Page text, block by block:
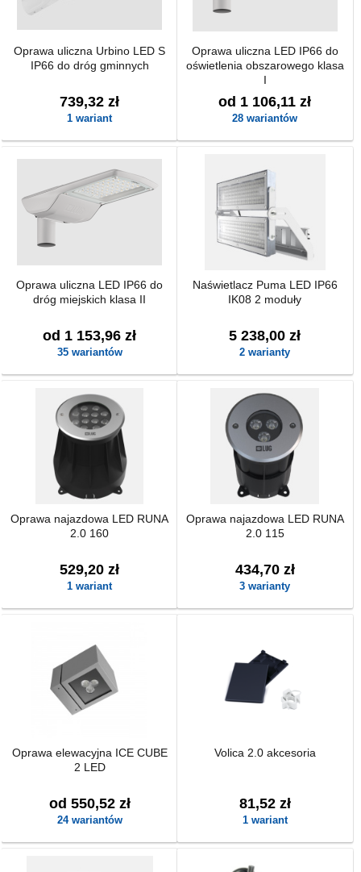
Oprawa uliczna Urbino LED S
IP66 do dróg gminnych
739,32 zł
1 wariant
Oprawa uliczna LED IP66 do
oświetlenia obszarowego klasa
I
od 1 106,11 zł
28 wariantów
Oprawa uliczna LED IP66 do
dróg miejskich klasa II
od 1 153,96 zł
35 wariantów
Naświetlacz Puma LED IP66
IK08 2 moduły
5 238,00 zł
2 warianty
Oprawa najazdowa LED RUNA
2.0 160
529,20 zł
1 wariant
Oprawa najazdowa LED RUNA
2.0 115
434,70 zł
3 warianty
Oprawa elewacyjna ICE CUBE
2 LED
od 550,52 zł
24 wariantów
Volica 2.0 akcesoria
81,52 zł
1 wariant